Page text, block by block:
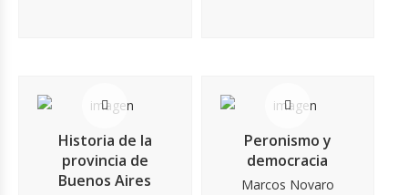
Historia de la
provincia de
Buenos Aires
Peronismo y
democracia
Marcos Novaro